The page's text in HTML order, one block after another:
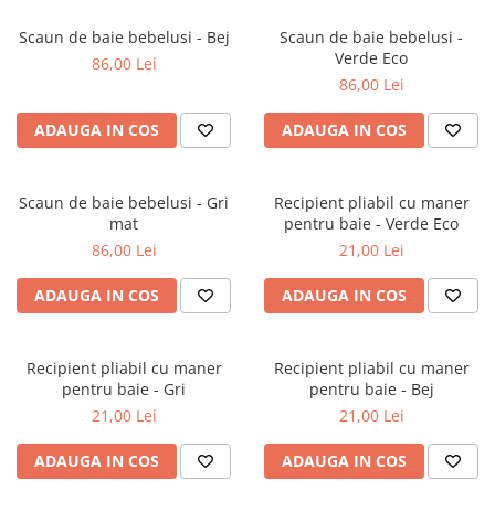
Jocuri educative pentru gradinite si
Logica
Tehnica si stiinta
Scaun de baie bebelusi - Bej
86,00 Lei
ADAUGA IN COS
Scaun de baie bebelusi -
Verde Eco
86,00 Lei
ADAUGA IN COS
Scaun de baie bebelusi - Gri
mat
86,00 Lei
ADAUGA IN COS
Recipient pliabil cu maner
pentru baie - Verde Eco
21,00 Lei
ADAUGA IN COS
Recipient pliabil cu maner
pentru baie - Gri
21,00 Lei
ADAUGA IN COS
Recipient pliabil cu maner
pentru baie - Bej
21,00 Lei
ADAUGA IN COS